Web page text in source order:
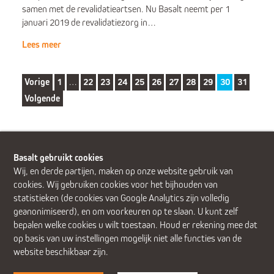
samen met de revalidatieartsen. Nu Basalt neemt per 1
januari 2019 de revalidatiezorg in…
Lees meer
Vorige 1 … 22 23 24 25 26 27 28 29 30
31
Volgende
Alphen aan den Rijn (Alrijne Ziekenhuis) Delft
Den Haag
Gouda
Leiden
Leiderdorp (Alrijne Ziekenhuis)
Zoetermeer
Basalt gebruikt cookies
Wij, en derde partijen, maken op onze website gebruik van
cookies. Wij gebruiken cookies voor het bijhouden van
statistieken (de cookies van Google Analytics zijn volledig
geanonimiseerd), en om voorkeuren op te slaan. U kunt zelf
bepalen welke cookies u wilt toestaan. Houd er rekening mee dat
op basis van uw instellingen mogelijk niet alle functies van de
website beschikbaar zijn.